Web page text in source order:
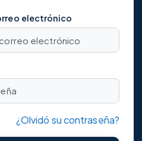
electrónico
¿Olvidó su contraseña?